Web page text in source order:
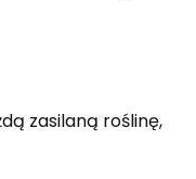
zasilaną roślinę,